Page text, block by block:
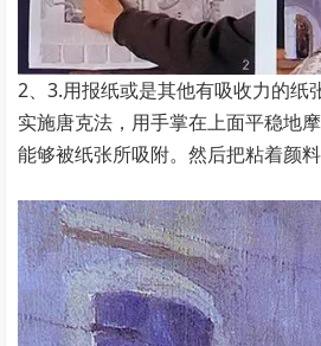
2、3.用报纸或是其他有吸收力的纸
实施唐克法，用手掌在上面平稳地
能够被纸张所吸附。然后把粘着颜